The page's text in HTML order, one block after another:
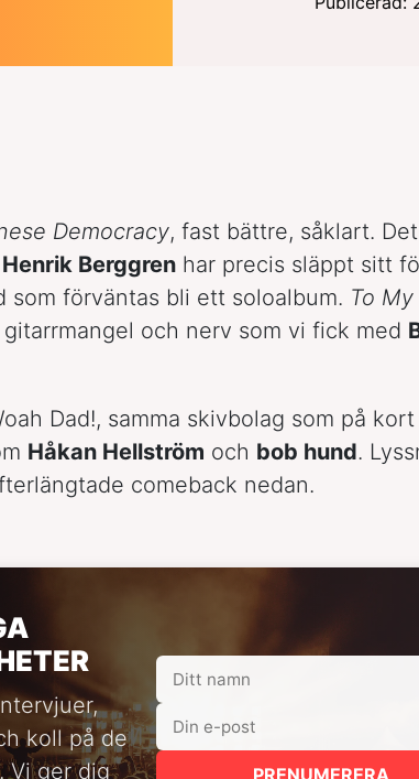
Democracy, fast bättre, såklart.
Henrik Berggren har precis släppt sitt
som förväntas bli ett soloalbum. To
gitarrmangel och nerv som vi fick med
Dad!, samma skivbolag som på
Håkan Hellström och bob hund.
comeback nedan.
koll på de
Vi ger dig
PRENUMERERA